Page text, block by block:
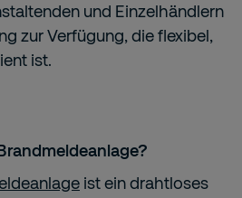
und Einzelhändlern
zur Verfügung, die flexibel,
ist.
ist ein drahtloses